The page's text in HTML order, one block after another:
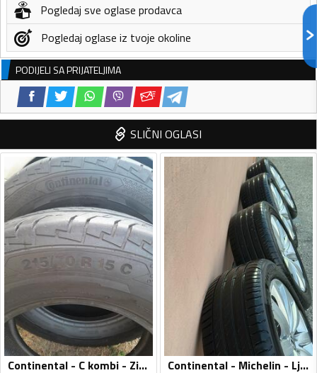
Pogledaj sve oglase prodavca
Pogledaj oglase iz tvoje okoline
PODIJELI SA PRIJATELJIMA
SLIČNI OGLASI
Continental - C kombi - Zimska guma Continental - Michelin - Ljetnja guma